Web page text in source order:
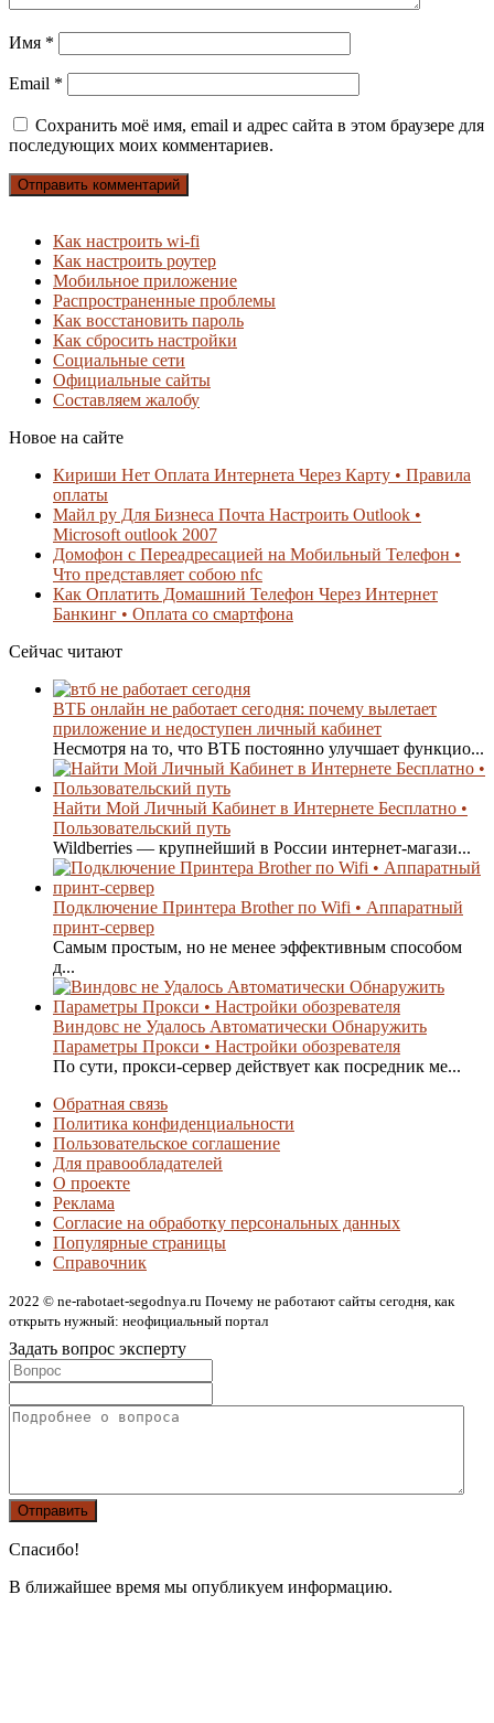
Имя *
Email *
Сохранить моё имя, email и адрес сайта в этом браузере для
последующих моих комментариев.
Как настроить wi-fi
Как настроить роутер
Мобильное приложение
Распространенные проблемы
Как восстановить пароль
Как сбросить настройки
Социальные сети
Официальные сайты
Составляем жалобу
Новое на сайте
Кириши Нет Оплата Интернета Через Карту • Правила
оплаты
Майл ру Для Бизнеса Почта Настроить Outlook •
Microsoft outlook 2007
Домофон с Переадресацией на Мобильный Телефон •
Что представляет собою nfc
Как Оплатить Домашний Телефон Через Интернет
Банкинг • Оплата со смартфона
Сейчас читают
ВТБ онлайн не работает сегодня: почему вылетает
приложение и недоступен личный кабинет
Несмотря на то, что ВТБ постоянно улучшает функцио...
Найти Мой Личный Кабинет в Интернете Бесплатно •
Пользовательский путь
Wildberries — крупнейший в России интернет-магази...
Подключение Принтера Brother по Wifi • Аппаратный
принт-сервер
Самым простым, но не менее эффективным способом
д...
Виндовс не Удалось Автоматически Обнаружить
Параметры Прокси • Настройки обозревателя
По сути, прокси-сервер действует как посредник ме...
Обратная связь
Политика конфиденциальности
Пользовательское соглашение
Для правообладателей
О проекте
Реклама
Согласие на обработку персональных данных
Популярные страницы
Справочник
2022 © ne-rabotaet-segodnya.ru Почему не работают сайты сегодня, как
открыть нужный: неофициальный портал
Задать вопрос эксперту
Спасибо!
В ближайшее время мы опубликуем информацию.